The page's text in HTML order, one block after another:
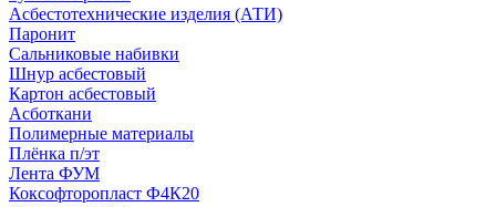
Асбестотехнические изделия (АТИ)
Паронит
Сальниковые набивки
Шнур асбестовый
Картон асбестовый
Асботкани
Полимерные материалы
Плёнка п/эт
Лента ФУМ
Коксофторопласт Ф4К20